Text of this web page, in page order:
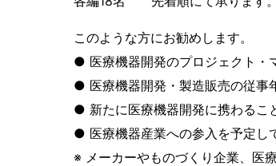
このような方にお勧めします。
● 医療機器開発のプロジェクト・
● 医療機器開発・製造販売の従事
● 新たに医療機器開発に携わるこ
● 医療機器産業への参入を予定し
※ メーカーやものづくり企業、医